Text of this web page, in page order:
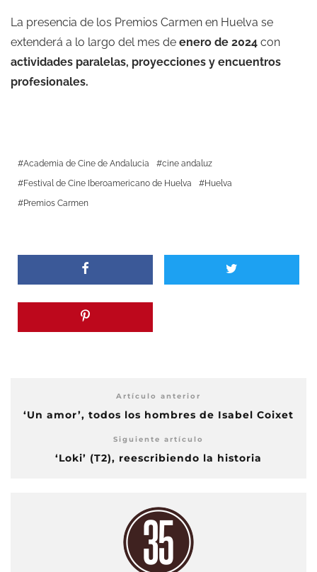
La presencia de los Premios Carmen en Huelva se
extenderá a lo largo del mes de enero de 2024 con
actividades paralelas, proyecciones y encuentros
profesionales.
Academia de Cine de Andalucia
cine andaluz
Festival de Cine Iberoamericano de Huelva
Huelva
Premios Carmen
Artículo anterior
‘Un amor’, todos los hombres de Isabel Coixet
Siguiente artículo
‘Loki’ (T2), reescribiendo la historia